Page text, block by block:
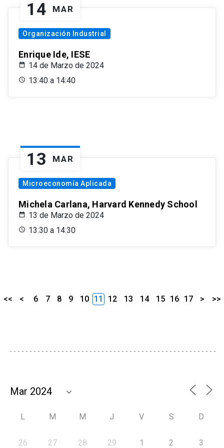
14 MAR
Organización Industrial
Enrique Ide, IESE
14 de Marzo de 2024
13:40 a 14:40
13 MAR
Microeconomía Aplicada
Michela Carlana, Harvard Kennedy School
13 de Marzo de 2024
13:30 a 14:30
<< < 6 7 8 9 10 11 12 13 14 15 16 17 > >>
L M M J V S D
26 27 28 29 1 2 3